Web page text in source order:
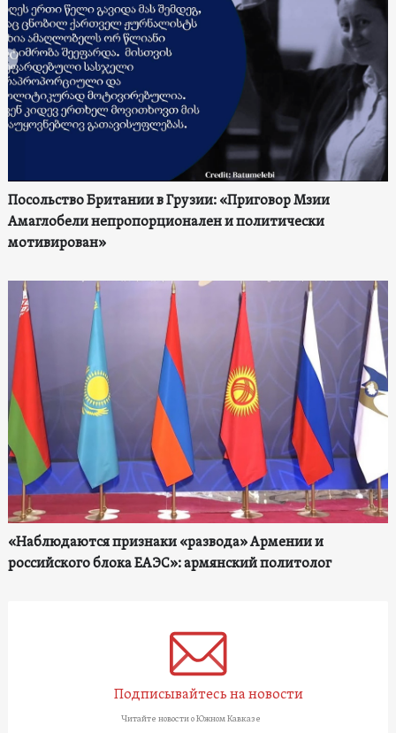
Посольство Британии в Грузии: «Приговор Мзии
Амаглобели непропорционален и политически
мотивирован»
«Наблюдаются признаки «развода» Армении и
российского блока ЕАЭС»: армянский политолог
Подписывайтесь на новости
Читайте новости о Южном Кавказе